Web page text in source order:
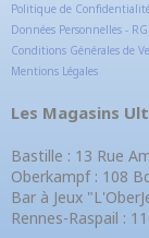
Politique de
Données Personnelles -
Conditions Générales de
Mentions Légales
Les Magasins
Bastille : 13 Rue
Oberkampf : 108
Bar à Jeux
Rennes-Raspail :